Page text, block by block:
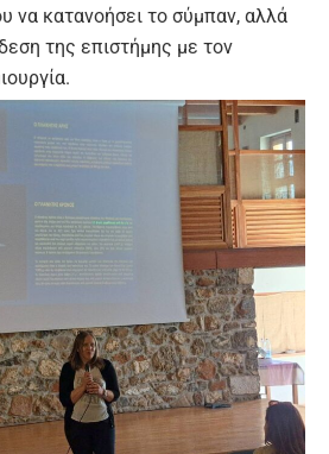
να κατανοήσει το σύμπαν, αλλά
της επιστήμης με τον